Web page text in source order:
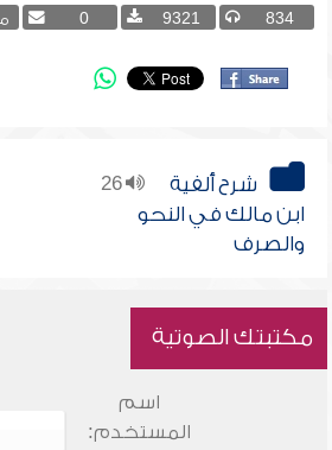
834
9321
0
26
شرح ألفية
ابن مالك في النحو
والصرف
مكتبتك الصوتية
اسم
المستخدم: